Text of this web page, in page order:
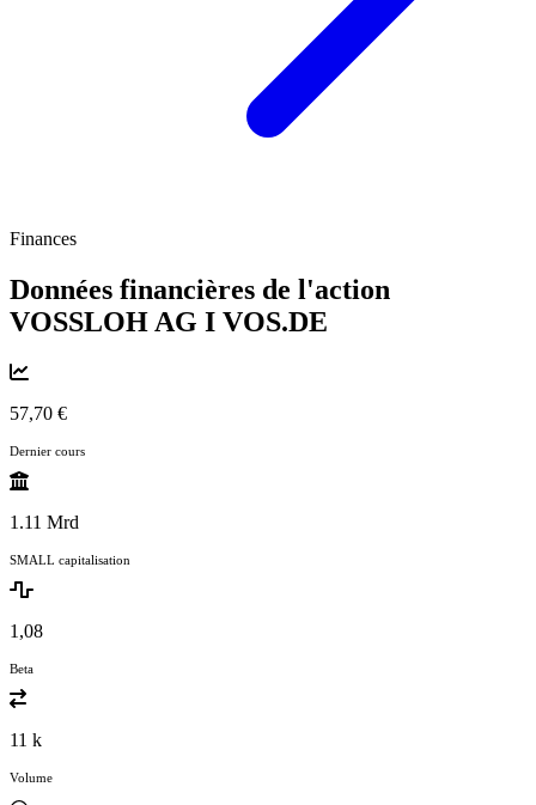
Finances
Données financières de l'action
VOSSLOH AG I VOS.DE
57,70 €
Dernier cours
1.11 Mrd
SMALL capitalisation
1,08
Beta
11 k
Volume